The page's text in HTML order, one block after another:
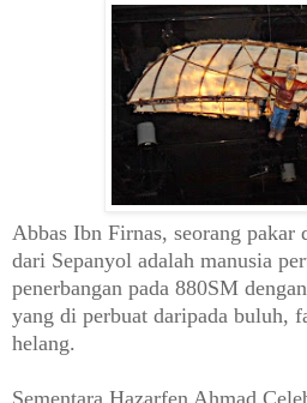
Abbas Ibn Firnas, seorang pakar
dari Sepanyol adalah manusia
penerbangan pada 880SM
yang di perbuat daripada buluh,
helang.
Sementara Hazarfen Ahmad